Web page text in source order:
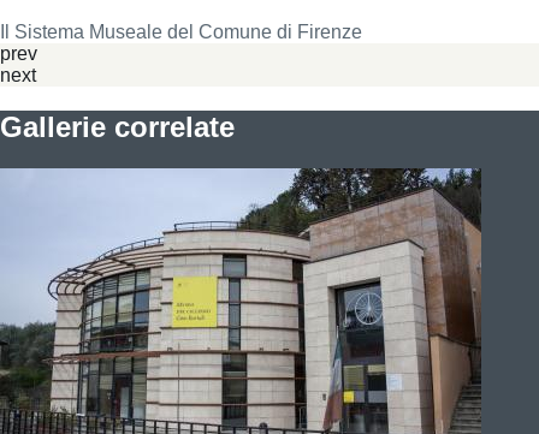
Il Sistema Museale del Comune di Firenze
prev
next
Gallerie correlate